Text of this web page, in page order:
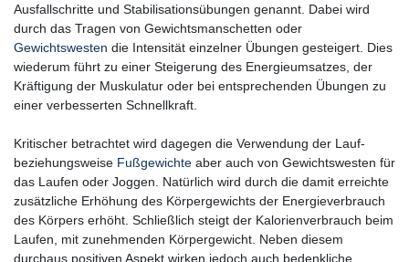
Ausfallschritte und Stabilisationsübungen genannt. Dabei wird
durch das Tragen von Gewichtsmanschetten oder
Gewichtswesten die Intensität einzelner Übungen gesteigert. Dies
wiederum führt zu einer Steigerung des Energieumsatzes, der
Kräftigung der Muskulatur oder bei entsprechenden Übungen zu
einer verbesserten Schnellkraft.
Kritischer betrachtet wird dagegen die Verwendung der Lauf-
beziehungsweise Fußgewichte aber auch von Gewichtswesten für
das Laufen oder Joggen. Natürlich wird durch die damit erreichte
zusätzliche Erhöhung des Körpergewichts der Energieverbrauch
des Körpers erhöht. Schließlich steigt der Kalorienverbrauch beim
Laufen, mit zunehmenden Körpergewicht. Neben diesem
durchaus positiven Aspekt wirken jedoch auch bedenkliche